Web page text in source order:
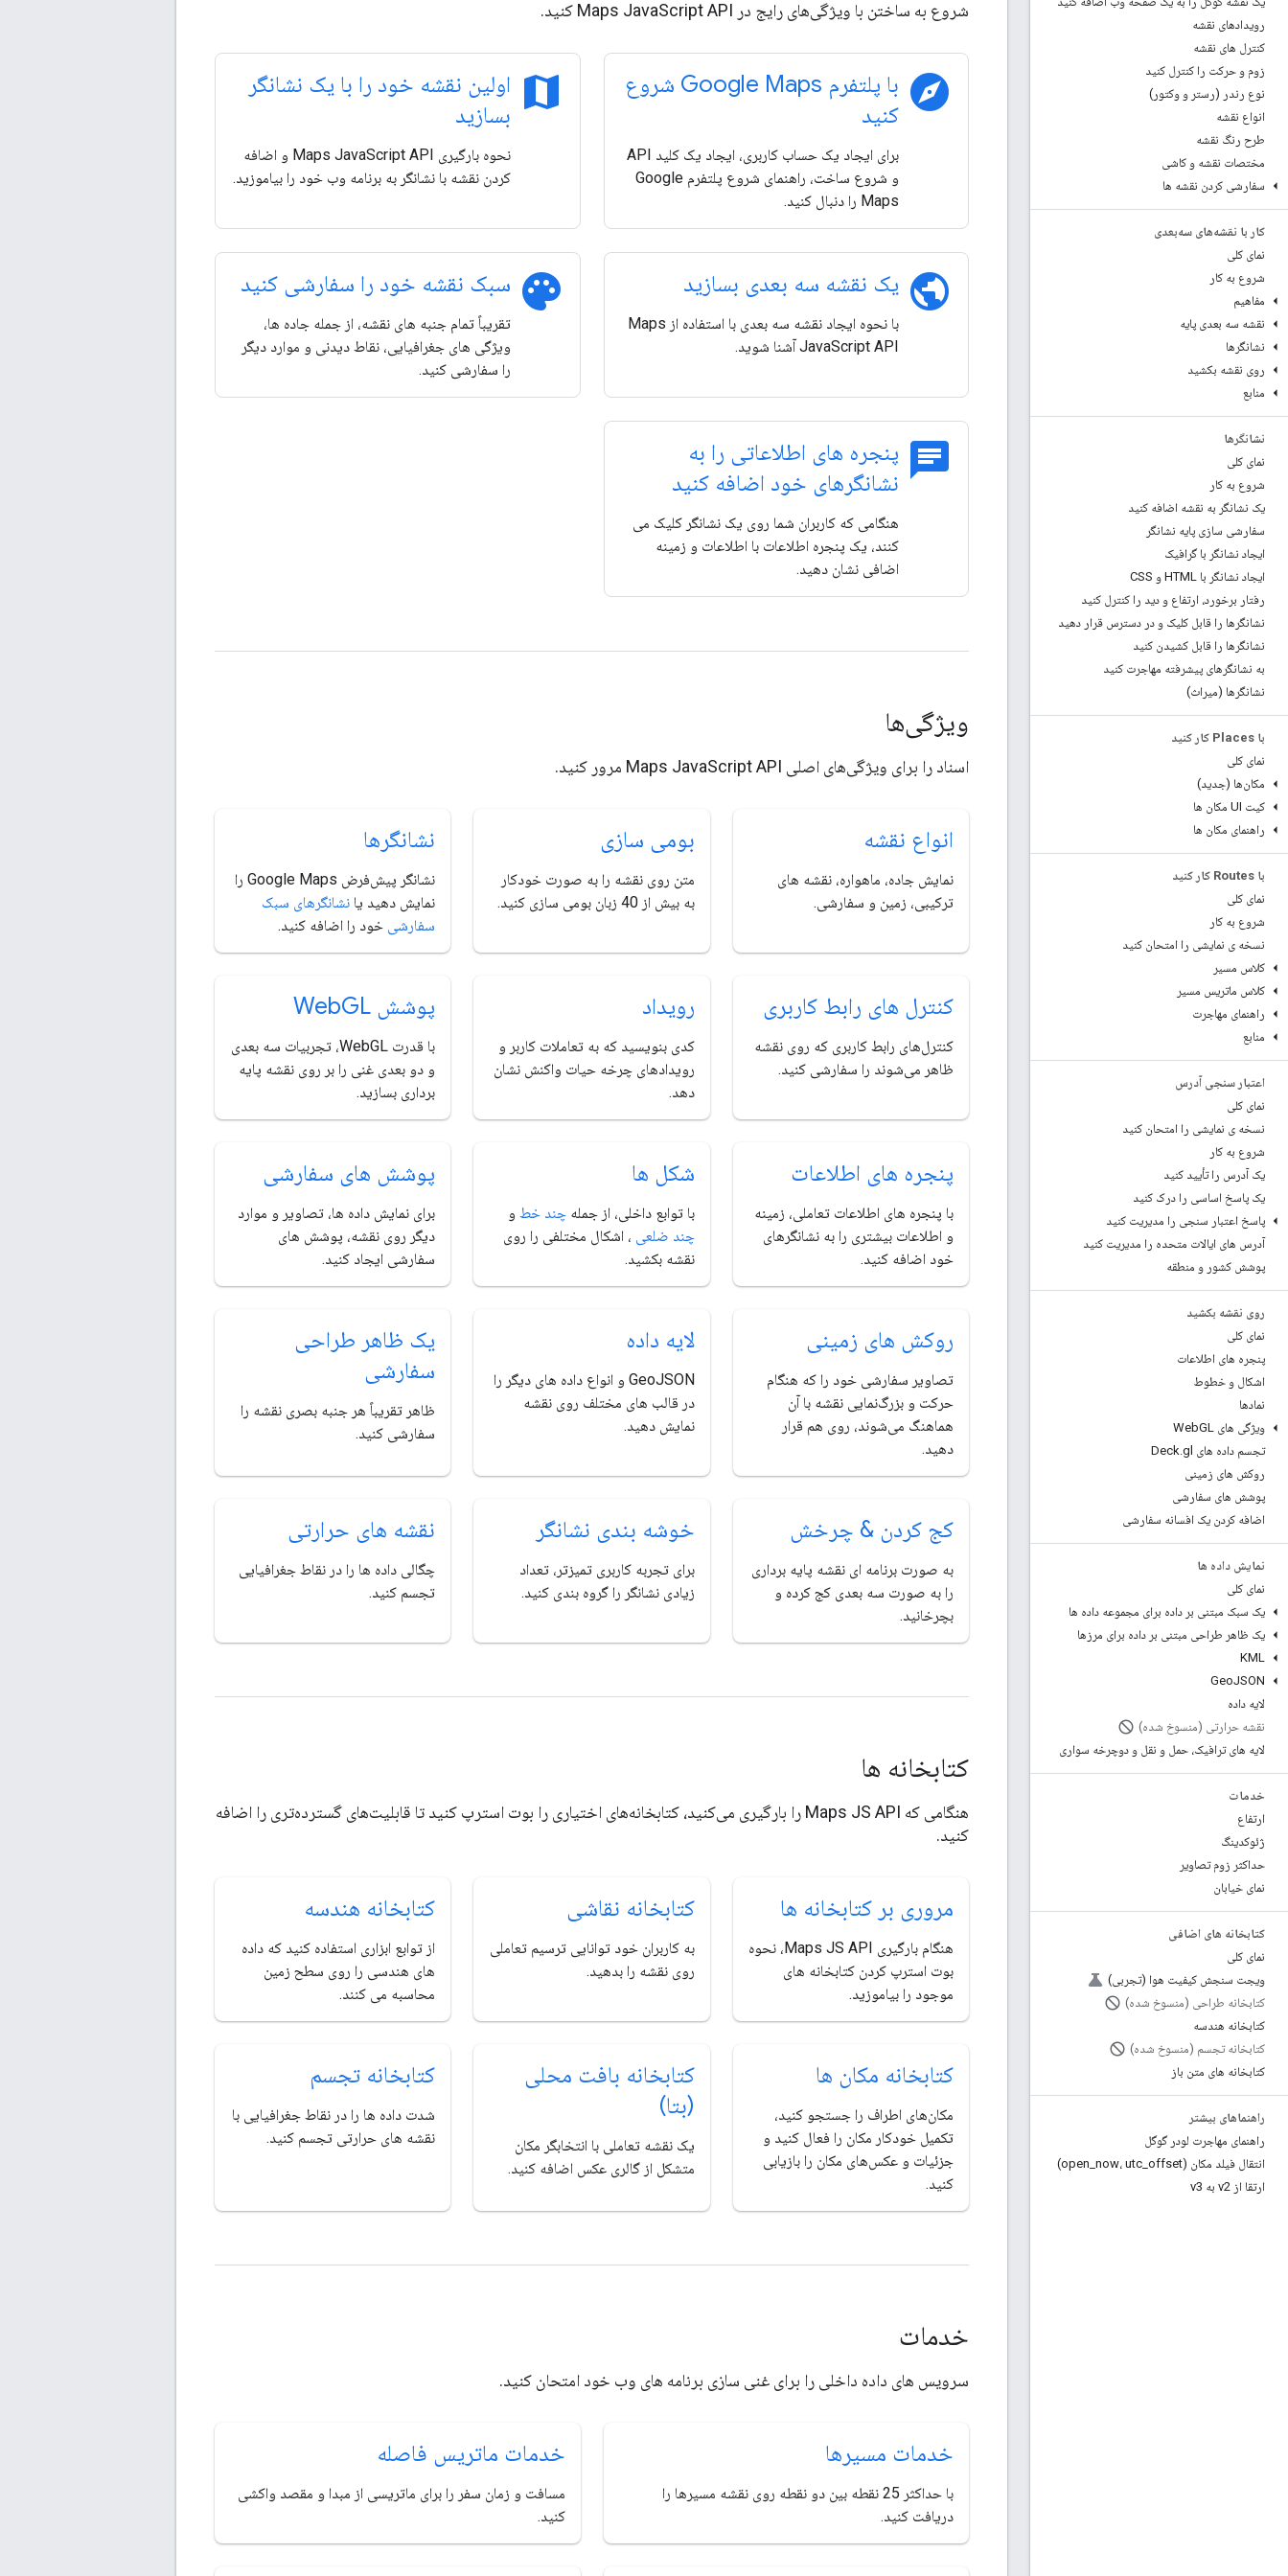
رویدادهای نقشه
کنترل های نقشه
زوم و حرکت را کنترل کنید
نوع رندر (رستر و وکتور)
انواع نقشه
طرح رنگ نقشه
مختصات نقشه و کاشی
سفارشی کردن نقشه ها
کار با نقشه‌های سه‌بعدی
نمای کلی
شروع به کار
مفاهیم
نقشه سه بعدی پایه
نشانگرها
روی نقشه بکشید
منابع
نشانگرها
نمای کلی
شروع به کار
یک نشانگر به نقشه اضافه کنید
سفارشی سازی پایه نشانگر
ایجاد نشانگر با گرافیک
ایجاد نشانگر با HTML و CSS
رفتار برخورد، ارتفاع و دید را کنترل کنید
نشانگرها را قابل کلیک و در دسترس قرار دهید
نشانگرها را قابل کشیدن کنید
به نشانگرهای پیشرفته مهاجرت کنید
نشانگرها (میراث)
با Places کار کنید
نمای کلی
مکان‌ها (جدید)
کیت UI مکان ها
راهنمای مکان ها
با Routes کار کنید
نمای کلی
شروع به کار
نسخه ی نمایشی را امتحان کنید
کلاس مسیر
کلاس ماتریس مسیر
راهنمای مهاجرت
منابع
اعتبار سنجی آدرس
نمای کلی
نسخه ی نمایشی را امتحان کنید
شروع به کار
یک آدرس را تأیید کنید
یک پاسخ اساسی را درک کنید
پاسخ اعتبار سنجی را مدیریت کنید
آدرس های ایالات متحده را مدیریت کنید
پوشش کشور و منطقه
روی نقشه بکشید
نمای کلی
پنجره های اطلاعات
اشکال و خطوط
نمادها
ویژگی های Web GL
تجسم داده های Deck
.gl
روکش های زمینی
پوشش های سفارشی
اضافه کردن یک افسانه سفارشی
نمایش داده ها
نمای کلی
یک سبک مبتنی بر داده برای مجموعه داده ها
یک ظاهر طراحی مبتنی بر داده برای مرزها
KML
GeoJSON
لایه داده
نقشه حرارتی (منسوخ شده)
لایه های ترافیک، حمل و نقل و دوچرخه سواری
خدمات
ارتفاع
ژئوکدینگ
حداکثر زوم تصاویر
نمای خیابان
کتابخانه های اضافی
نمای کلی
ویجت سنجش کیفیت هوا (تجربی)
کتابخانه طراحی (منسوخ شده)
کتابخانه هندسه
کتابخانه تجسم (منسوخ شده)
کتابخانه های متن باز
راهنماهای بیشتر
راهنمای مهاجرت لودر گوگل
انتقال فیلد مکان (open
now، utc offset)
ارتقا از v2 به v3
شروع به ساختن با ویژگی‌های رایج در Maps JavaScript API کنید.
explore
با پلتفرم Google Maps شروع
کنید
برای ایجاد یک حساب کاربری، ایجاد یک کلید API
و شروع ساخت، راهنمای شروع پلتفرم Google
Maps را دنبال کنید.
map اولین نقشه خود را با یک نشانگر
بسازید
نحوه بارگیری Maps JavaScript API و اضافه
کردن نقشه با نشانگر به برنامه وب خود را بیاموزید.
public یک نقشه سه بعدی بسازید
با نحوه ایجاد نقشه سه بعدی با استفاده از Maps
JavaScript API آشنا شوید.
palette سبک نقشه خود را سفارشی کنید
تقریباً تمام جنبه های نقشه، از جمله جاده ها،
ویژگی های جغرافیایی، نقاط دیدنی و موارد دیگر
را سفارشی کنید.
chat
پنجره های اطلاعاتی را به
نشانگرهای خود اضافه کنید
هنگامی که کاربران شما روی یک نشانگر کلیک می
کنند، یک پنجره اطلاعات با اطلاعات و زمینه
اضافی نشان دهید.
ویژگی‌ها
اسناد را برای ویژگی‌های اصلی Maps JavaScript API مرور کنید.
انواع نقشه
نمایش جاده، ماهواره، نقشه های
ترکیبی، زمین و سفارشی.
بومی سازی
متن روی نقشه را به صورت خودکار
به بیش از 40 زبان بومی سازی کنید.
نشانگرها
نشانگر پیش‌فرض Google Maps را
نمایش دهید یا نشانگرهای سبک
سفارشی خود را اضافه کنید.
کنترل های رابط کاربری
کنترل‌های رابط کاربری که روی نقشه
ظاهر می‌شوند را سفارشی کنید.
رویداد
کدی بنویسید که به تعاملات کاربر و
رویدادهای چرخه حیات واکنش نشان
دهد.
پوشش Web GL
با قدرت WebGL، تجربیات سه بعدی
و دو بعدی غنی را بر روی نقشه پایه
برداری بسازید.
پنجره های اطلاعات
با پنجره های اطلاعات تعاملی، زمینه
و اطلاعات بیشتری را به نشانگرهای
خود اضافه کنید.
شکل ها
با توابع داخلی، از جملهچند خط و
چند ضلعی ، اشکال مختلفی را روی
نقشه بکشید.
پوشش های سفارشی
برای نمایش داده ها، تصاویر و موارد
دیگر روی نقشه، پوشش های
سفارشی ایجاد کنید.
روکش های زمینی
تصاویر سفارشی خود را که هنگام
حرکت و بزرگ‌نمایی نقشه با آن
هماهنگ می‌شوند، روی هم قرار
دهید.
لایه داده
GeoJSON و انواع داده های دیگر را
در قالب های مختلف روی نقشه
نمایش دهید.
یک ظاهر طراحی
سفارشی
ظاهر تقریباً هر جنبه بصری نقشه را
سفارشی کنید.
کج کردن & چرخش
به صورت برنامه ای نقشه پایه برداری
را به صورت سه بعدی کج کرده و
بچرخانید.
خوشه بندی نشانگر
برای تجربه کاربری تمیزتر، تعداد
زیادی نشانگر را گروه بندی کنید.
نقشه های حرارتی
چگالی داده ها را در نقاط جغرافیایی
تجسم کنید.
کتابخانه ها
هنگامی که Maps JS API را بارگیری می‌کنید، کتابخانه‌های اختیاری را بوت استرپ کنید تا قابلیت‌های گسترده‌تری را اضافه
کنید.
مروری بر کتابخانه ها
هنگام بارگیری Maps JS API، نحوه
بوت استرپ کردن کتابخانه های
موجود را بیاموزید.
کتابخانه نقاشی
به کاربران خود توانایی ترسیم تعاملی
روی نقشه را بدهید.
کتابخانه هندسه
از توابع ابزاری استفاده کنید که داده
های هندسی را روی سطح زمین
محاسبه می کنند.
کتابخانه مکان ها
مکان‌های اطراف را جستجو کنید،
تکمیل خودکار مکان را فعال کنید و
جزئیات و عکس‌های مکان را بازیابی
کنید.
کتابخانه بافت محلی
(بتا)
یک نقشه تعاملی با انتخابگر مکان
متشکل از گالری عکس اضافه کنید.
کتابخانه تجسم
شدت داده ها را در نقاط جغرافیایی با
نقشه های حرارتی تجسم کنید.
خدمات
سرویس های داده داخلی را برای غنی سازی برنامه های وب خود امتحان کنید.
خدمات مسیرها
با حداکثر 25 نقطه بین دو نقطه روی نقشه مسیرها را
دریافت کنید.
خدمات ماتریس فاصله
مسافت و زمان سفر را برای ماتریسی از مبدا و مقصد واکشی
کنید.